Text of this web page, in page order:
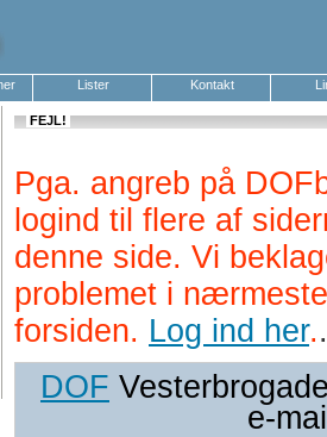
Lister Kontakt
FEJL!
Pga. angreb på
logind til flere af
denne side. Vi
problemet i
forsiden. Log ind her..
DOF
e-